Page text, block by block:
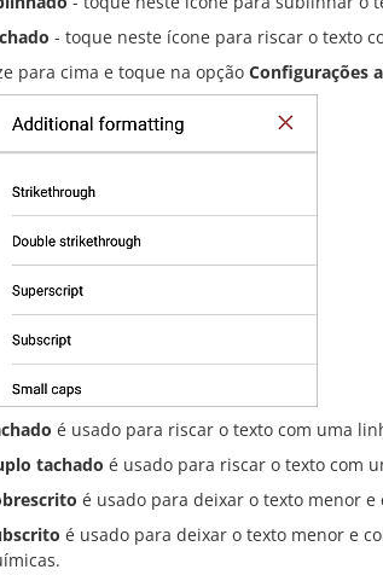
- toque neste ícone para riscar o texto
para cima e toque na opção Configurações
é usado para riscar o texto com uma
tachado é usado para riscar o texto com
é usado para deixar o texto menor
é usado para deixar o texto menor e